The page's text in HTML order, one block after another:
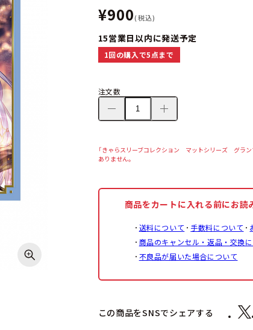
¥900(税込)
15営業日以内に発送予定
1回の購入で5点まで
注文数
「きゃらスリーブコレクション マットシリーズ グラ
ありません。
商品をカートに入れる前にお読
送料について 手数料について
商品のキャンセル・返品・交換
不良品が届いた場合について
この商品をSNSでシェアする